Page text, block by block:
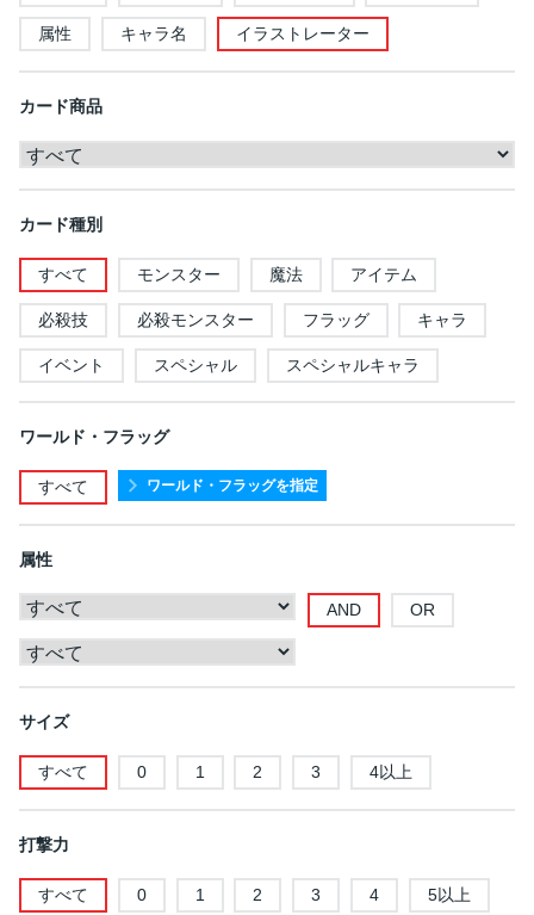
属性 キャラ名 イラストレーター
カード商品
カード種別
すべて モンスター 魔法 アイテム
必殺技 必殺モンスター フラッグ キャラ
イベント スペシャル スペシャルキャラ
ワールド・フラッグ
すべて ワールド・フラッグを指定
属性
AND OR
サイズ
すべて 0 1 2 3 4以上
打撃力
すべて 0 1 2 3 4 5以上